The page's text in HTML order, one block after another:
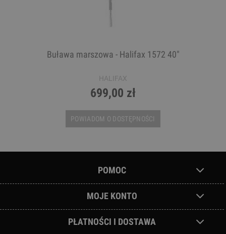
Buława marszowa - Halifax 1572 40"
HALIFAX
699,00 zł
POWIADOM O DOSTĘPNOŚCI
POMOC
MOJE KONTO
PŁATNOŚCI I DOSTAWA